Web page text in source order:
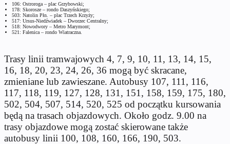
106: Ostroroga – plac Grzybowski;
178: Skorosze – rondo Daszyńskiego;
503: Natolin Płn. – plac Trzech Krzyży;
517: Ursus-Niedźwiadek – Dworzec Centralny;
518: Nowodwory – Metro Marymont;
521: Falenica – rondo Wiatraczna.
Trasy linii tramwajowych 4, 7, 9, 10, 11, 13, 14, 15,
16, 18, 20, 23, 24, 26, 36 mogą być skracane,
zmieniane lub zawieszane. Autobusy 107, 111, 116,
117, 118, 119, 127, 128, 131, 151, 158, 159, 175, 180,
502, 504, 507, 514, 520, 525 od początku kursowania
będą na trasach objazdowych. Około godz. 9.00 na
trasy objazdowe mogą zostać skierowane także
autobusy linii 100, 108, 160, 166, 190, 503.